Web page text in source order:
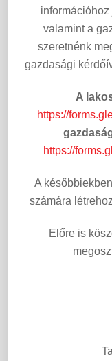
valamint a
szeretnénk
gazdasági
A
https://
https://
A
számára
Előre is